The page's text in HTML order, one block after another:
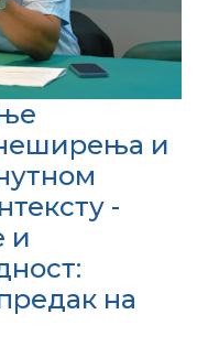
и
-
и
на